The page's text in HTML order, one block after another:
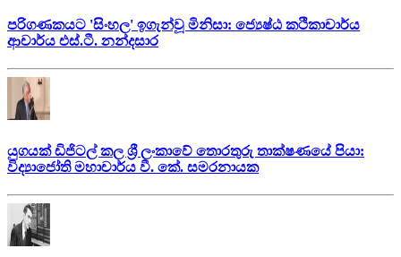
පරිගණකයට 'සිංහල' ඉගැන්වූ මිනිසා: ජ්‍යෙෂ්ඨ කථිකාචාර්ය
ආචාර්ය එස්.ටී. නන්දසාර
යුගයක් ඩිජිටල් කල ශ්‍රී ලංකාවේ තොරතුරු තාක්ෂණයේ පියා:
විද්‍යාජෝති මහාචාර්ය වී. කේ. සමරනායක